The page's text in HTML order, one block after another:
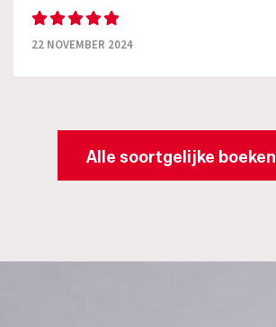
22 NOVEMBER 2024
Alle soortgelijke boeken